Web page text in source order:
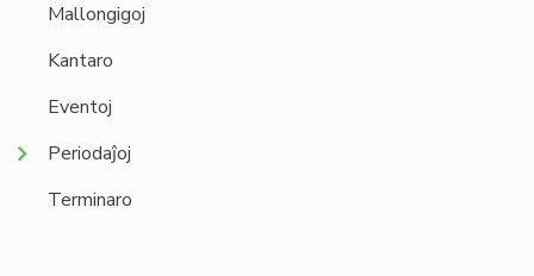
Mallongigoj
Kantaro
Eventoj
Periodaĵoj
Terminaro